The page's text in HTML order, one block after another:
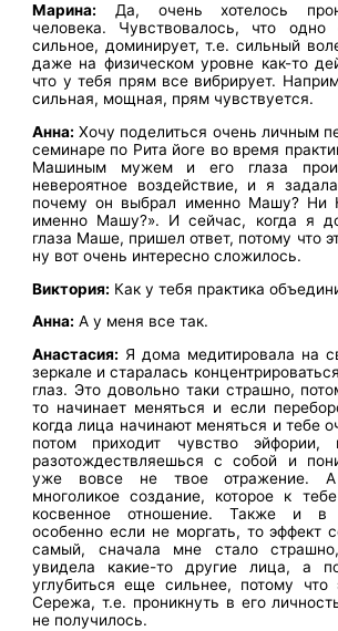
Марина: Да, очень хотелось
человека. Чувствовалось, что одно
сильное, доминирует, т.е. сильный
даже на физическом уровне как-то
что у тебя прям все вибрирует.
сильная, мощная, прям чувствуется.
Анна: Хочу поделиться очень личным
семинаре по Рита йоге во время
Машиным мужем и его глаза
невероятное воздействие, и я
почему он выбрал именно Машу? Ни
именно Машу?». И сейчас, когда я
глаза Маше, пришел ответ, потому что
ну вот очень интересно сложилось.
Виктория: Как у тебя практика
Анна: А у меня все так.
Анастасия: Я дома медитировала на
зеркале и старалась
глаз. Это довольно таки страшно,
то начинает меняться и если
когда лица начинают меняться и тебе
потом приходит чувство
разотождествляешься с собой и
уже вовсе не твое отражение.
многоликое создание, которое к
косвенное отношение. Также и в
особенно если не моргать, то эффект
самый, сначала мне стало
увидела какие-то другие лица, а
углубиться еще сильнее, потому
Сережа, т.е. проникнуть в его
не получилось.